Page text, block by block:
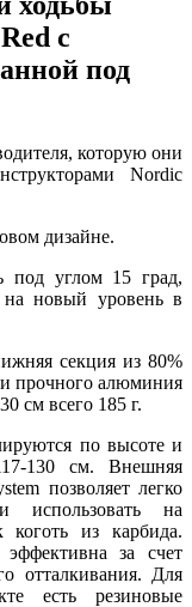
с
под
которую они
Nordic
дизайне.
под углом 15 град,
новый уровень в
секция из 80%
и прочного алюминия
см всего 185 г.
по высоте и
130 см. Внешняя
позволяет легко
использовать на
коготь из карбида.
за счет
отталкивания. Для
есть резиновые